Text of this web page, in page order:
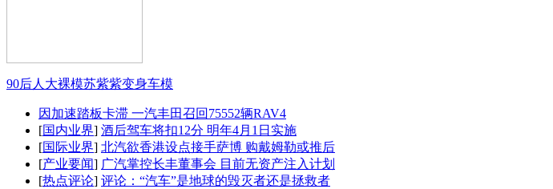
90后人大裸模苏紫紫变身车模
因加速踏板卡滞 一汽丰田召回75552辆RAV4
[国内业界] 酒后驾车将扣12分 明年4月1日实施
[国际业界] 北汽欲香港设点接手萨博 购戴姆勒或推后
[产业要闻] 广汽掌控长丰董事会 目前无资产注入计划
[热点评论] 评论：“汽车”是地球的毁灭者还是拯救者